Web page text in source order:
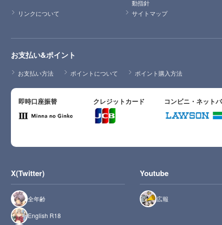
動指針
リンクについて
サイトマップ
お支払い&ポイント
お支払い方法 ポイントについて ポイント購入方法
即時口座振替 クレジットカード コンビニ・ネット
X(Twitter)
全年齢
English R18
Youtube
広報